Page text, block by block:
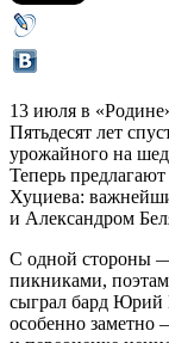
13 июля в
Пятьдесят лет
урожайного на
Теперь
Хуциева:
и Александром
С одной стороны
пикниками,
сыграл бард Юрий
особенно заметно